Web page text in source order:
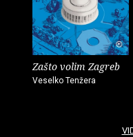
Zašto volim Zagreb
Veselko Tenžera